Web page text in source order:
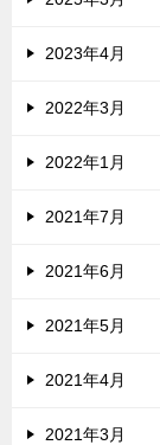
2023年4月
2022年3月
2022年1月
2021年7月
2021年6月
2021年5月
2021年4月
2021年3月